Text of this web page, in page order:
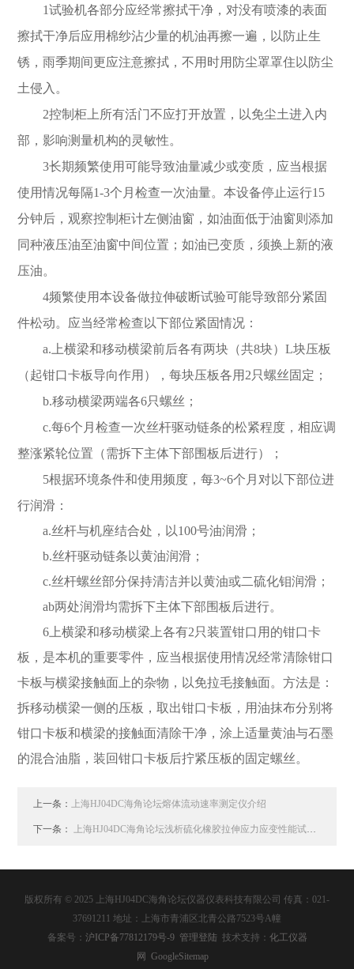
1试验机各部分应经常擦拭干净，对没有喷漆的表面
擦拭干净后应用棉纱沾少量的机油再擦一遍，以防止生
锈，雨季期间更应注意擦拭，不用时用防尘罩罩住以防尘
土侵入。
2控制柜上所有活门不应打开放置，以免尘土进入内
部，影响测量机构的灵敏性。
3长期频繁使用可能导致油量减少或变质，应当根据
使用情况每隔1-3个月检查一次油量。本设备停止运行15
分钟后，观察控制柜计左侧油窗，如油面低于油窗则添加
同种液压油至油窗中间位置；如油已变质，须换上新的液
压油。
4频繁使用本设备做拉伸破断试验可能导致部分紧固
件松动。应当经常检查以下部位紧固情况：
a. 上横梁和移动横梁前后各有两块（共8块）L块压板
（起钳口卡板导向作用），每块压板各用 2 只螺丝固定；
b.移动横梁两端各6只螺丝；
c.每6个月检查一次丝杆驱动链条的松紧程度，相应调
整涨紧轮位置（需拆下主体下部围板后进行）；
5根据环境条件和使用频度，每3~6个月对以下部位进
行润滑：
a.丝杆与机座结合处，以100号油润滑；
b.丝杆驱动链条以黄油润滑；
c.丝杆螺丝部分保持清洁并以黄油或二硫化钼润滑；
ab两处润滑均需拆下主体下部围板后进行。
6 上横梁和移动横梁上各有2 只装置钳口用的钳口卡
板，是本机的重要零件，应当根据使用情况经常清除钳口
卡板与横梁接触面上的杂物，以免拉毛接触面。方法是：
拆移动横梁一侧的压板，取出钳口卡板，用油抹布分别将
钳口卡板和横梁的接触面清除干净，涂上适量黄油与石墨
的混合油脂，装回钳口卡板后拧紧压板的固定螺丝。
上一条： 上海HJ04DC海角论坛熔体流动速率测定仪介绍
下一条： 上海HJ04DC海角论坛浅析硫化橡胶拉伸应力应变性能试验结果的影响因素
版权所有 © 2025 上海HJ04DC海角论坛仪器仪表科技有限公司 传真：021-
37691211 地址：上海市青浦区北青公路7523号A幢
备案号： 沪ICP备77812179号-9 管理登陆 技术支持： 化工仪器
网 GoogleSitemap